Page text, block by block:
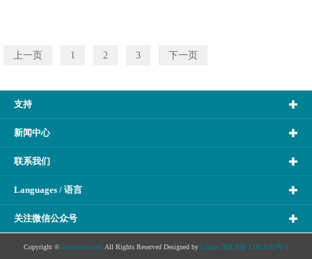
上一页 1 2 3 下一页
支持
新闻中心
联系我们
Languages / 语言
关注微信公众号
Copyright © lxtelecom.com All Rights Reserved Designed by Linkec 浙ICP备 11023783号-1